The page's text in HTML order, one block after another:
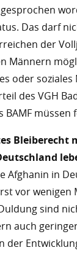
Das darf
der
Männern
oder
des VGH
BAMF
Bleiberecht
Afghanin in
vor wenigen
sind
auch
der